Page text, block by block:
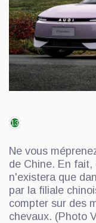
13
Ne vous
de Chine. En
n'existera que
par la filiale
compter sur des
chevaux. (Photo